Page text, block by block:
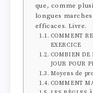
que, comme
longues
efficaces. Livre.
COMMENT
EXERCICE
COMBIEN DE
JOUR POUR
Moyens de
COMMENT